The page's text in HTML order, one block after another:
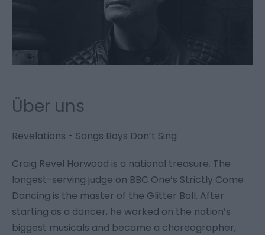
Über uns
Revelations - Songs Boys Don’t Sing
Craig Revel Horwood is a national treasure. The
longest-serving judge on BBC One’s Strictly Come
Dancing is the master of the Glitter Ball. After
starting as a dancer, he worked on the nation’s
biggest musicals and became a choreographer,